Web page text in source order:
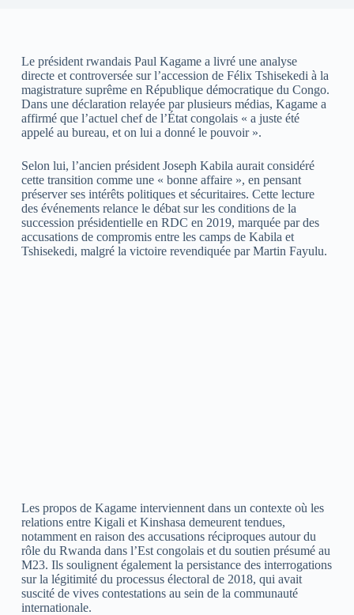
Le président rwandais Paul Kagame a livré une analyse
directe et controversée sur l’accession de Félix Tshisekedi à la
magistrature suprême en République démocratique du Congo.
Dans une déclaration relayée par plusieurs médias, Kagame a
affirmé que l’actuel chef de l’État congolais « a juste été
appelé au bureau, et on lui a donné le pouvoir ».
Selon lui, l’ancien président Joseph Kabila aurait considéré
cette transition comme une « bonne affaire », en pensant
préserver ses intérêts politiques et sécuritaires. Cette lecture
des événements relance le débat sur les conditions de la
succession présidentielle en RDC en 2019, marquée par des
accusations de compromis entre les camps de Kabila et
Tshisekedi, malgré la victoire revendiquée par Martin Fayulu.
Les propos de Kagame interviennent dans un contexte où les
relations entre Kigali et Kinshasa demeurent tendues,
notamment en raison des accusations réciproques autour du
rôle du Rwanda dans l’Est congolais et du soutien présumé au
M23. Ils soulignent également la persistance des interrogations
sur la légitimité du processus électoral de 2018, qui avait
suscité de vives contestations au sein de la communauté
internationale.